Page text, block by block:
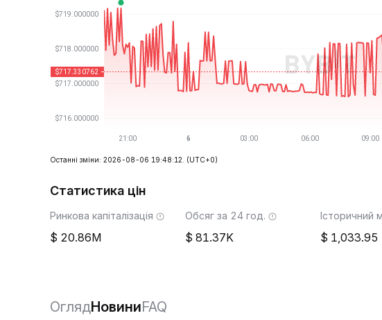
Останні зміни: 2026-08-06 19:48:12. (UTC+0)
Статистика цін
Ринкова капіталізація
20.86M
Обсяг за 24 год.
81.37K
Історичний
1,033.95
ОглядНовиниFAQ